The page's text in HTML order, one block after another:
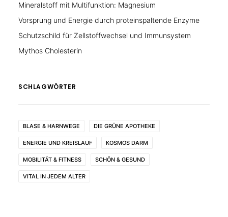
Mineralstoff mit Multifunktion: Magnesium
Vorsprung und Energie durch proteinspaltende Enzyme
Schutzschild für Zellstoffwechsel und Immunsystem
Mythos Cholesterin
SCHLAGWÖRTER
BLASE & HARNWEGE DIE GRÜNE APOTHEKE
ENERGIE UND KREISLAUF KOSMOS DARM
MOBILITÄT & FITNESS SCHÖN & GESUND
VITAL IN JEDEM ALTER